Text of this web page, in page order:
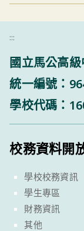
:::
國立馬公高
統一編號：
學校代碼：
校務資料開
學校校務資訊
學生專區
財務資訊
其他